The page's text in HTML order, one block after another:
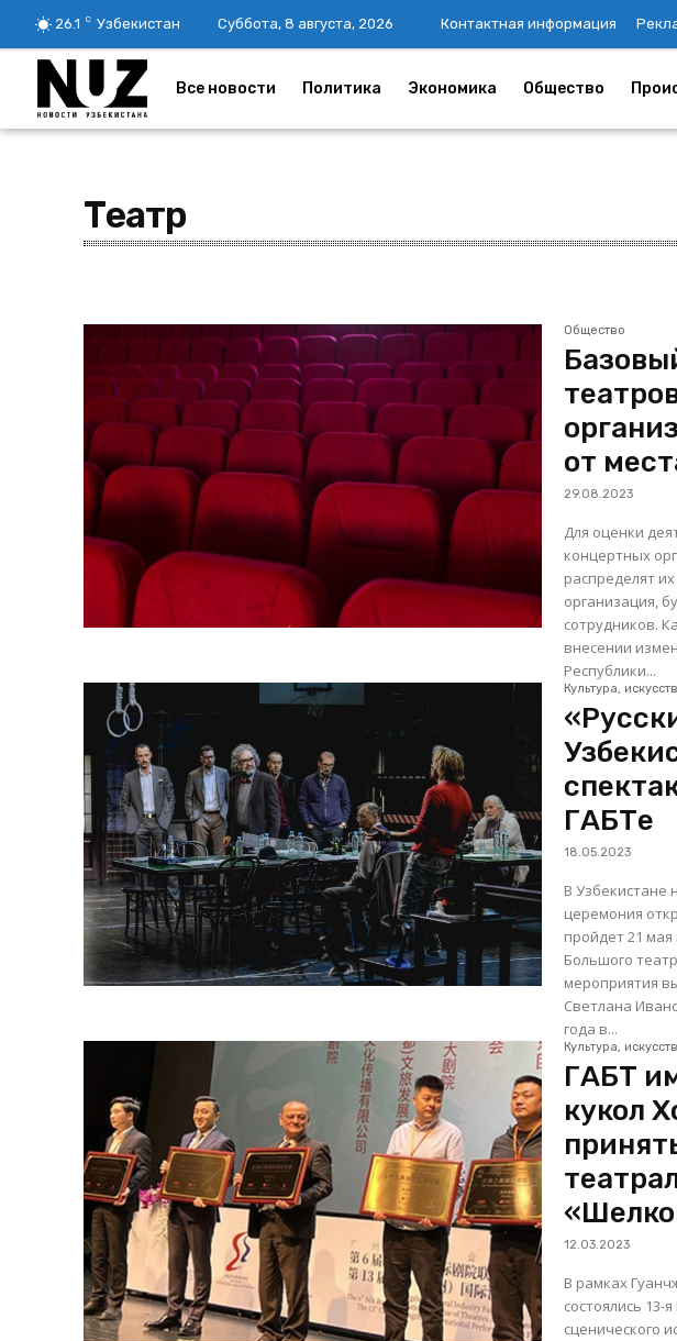
26.1 C Узбекистан Суббота, 8 августа, 2026 Контактная информация
Все новости Политика Экономика Общество
Театр
Общество
от
29.08.2023
Для оценки
концертных
распределят
организация,
сотрудников. Кабинет министров принял постановление «О
внесении
Республики...
Культура,
ГАБТе
18.05.2023
В Узбекистане
церемония
пройдет 21 мая
Большого театра
мероприятия
Светлана Иванова. Как сообщает посольство
года в...
Культура,
ГАБТ
кукол
12.03.2023
В рамках
состоялись
сценического